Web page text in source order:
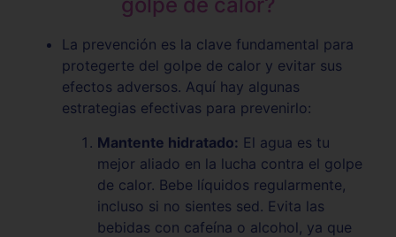
golpe de calor?
La prevención es la clave fundamental para
protegerte del golpe de calor y evitar sus
efectos adversos. Aquí hay algunas
estrategias efectivas para prevenirlo:
Mantente hidratado: El agua es tu
mejor aliado en la lucha contra el golpe
de calor. Bebe líquidos regularmente,
incluso si no sientes sed. Evita las
bebidas con cafeína o alcohol, ya que